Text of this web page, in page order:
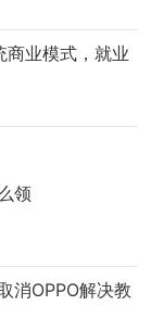
城汽车似乎一
长城汽车紧
人魏建军的重
产品的唯一客
摩卡、玛奇
克、欧拉、长
商业模式，就业
领
消OPPO解决教